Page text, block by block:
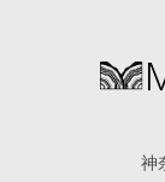
神